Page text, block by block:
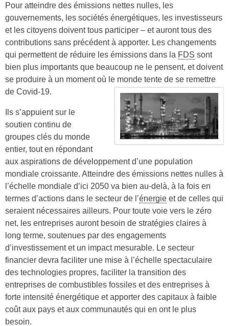
Pour atteindre des émissions nettes nulles, les
gouvernements, les sociétés énergétiques, les investisseurs
et les citoyens doivent tous participer – et auront tous des
contributions sans précédent à apporter. Les changements
qui permettent de réduire les émissions dans la FDS sont
bien plus importants que beaucoup ne le pensent, et doivent
se produire à un moment où le monde tente de se remettre
de Covid-19.
Ils s’appuient sur le
soutien continu de
groupes clés du monde
entier, tout en répondant
aux aspirations de développement d’une population
mondiale croissante. Atteindre des émissions nettes nulles à
l’échelle mondiale d’ici 2050 va bien au-delà, à la fois en
termes d’actions dans le secteur de l’énergie et de celles qui
seraient nécessaires ailleurs. Pour toute voie vers le zéro
net, les entreprises auront besoin de stratégies claires à
long terme, soutenues par des engagements
d’investissement et un impact mesurable. Le secteur
financier devra faciliter une mise à l’échelle spectaculaire
des technologies propres, faciliter la transition des
entreprises de combustibles fossiles et des entreprises à
forte intensité énergétique et apporter des capitaux à faible
coût aux pays et aux communautés qui en ont le plus
besoin.